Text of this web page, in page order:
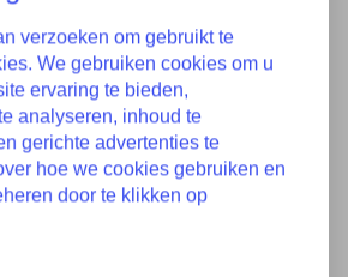
Guter Zustand mit
Gebrauchsspuren
verzoeken om gebruikt te
We gebruiken cookies om u
ervaring te bieden,
analyseren, inhoud te
gerichte advertenties te
hoe we cookies gebruiken en
door te klikken op